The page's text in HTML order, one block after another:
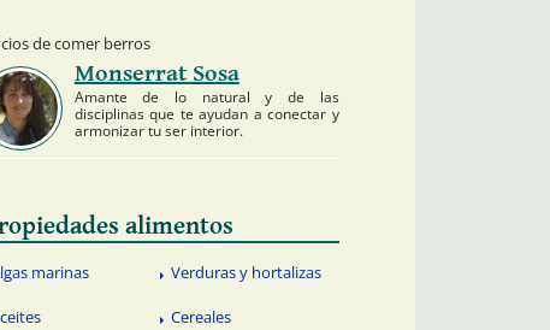
de comer berros
Monserrat Sosa
Amante de lo natural y de las
disciplinas que te ayudan a conectar y
armonizar tu ser interior.
alimentos
marinas Verduras y hortalizas
Cereales